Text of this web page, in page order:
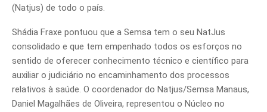
(Natjus) de todo o país.
Shádia Fraxe pontuou que a Semsa tem o seu NatJus
consolidado e que tem empenhado todos os esforços no
sentido de oferecer conhecimento técnico e científico para
auxiliar o judiciário no encaminhamento dos processos
relativos à saúde. O coordenador do Natjus/Semsa Manaus,
Daniel Magalhães de Oliveira, representou o Núcleo no